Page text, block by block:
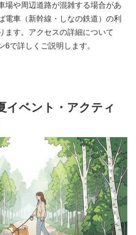
場や周辺道路が混雑する場合があ
電車（新幹線・しなの鉄道）の利
ます。アクセスの詳細について
6で詳しくご説明します。
イベント・アクティ